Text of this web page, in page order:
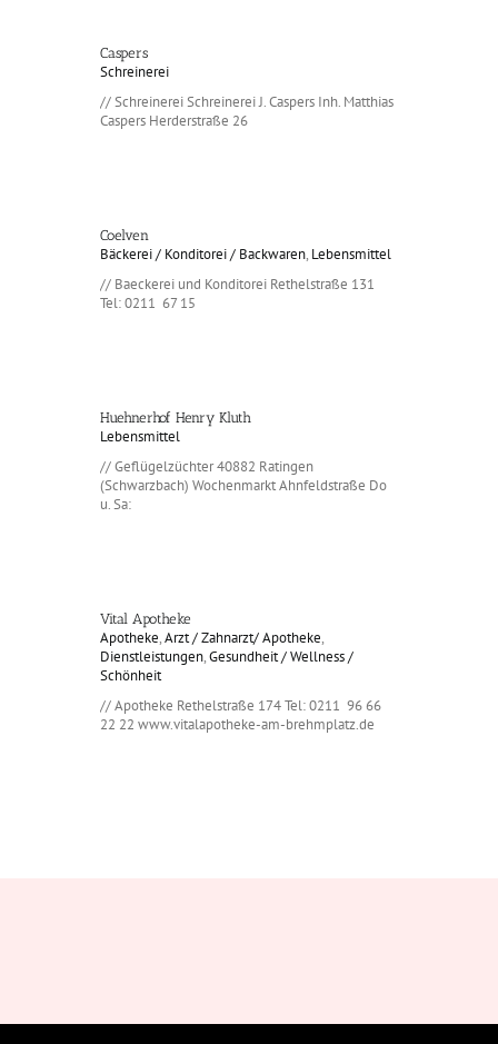
Caspers
Schreinerei
// Schreinerei Schreinerei J. Caspers Inh. Matthias
Caspers Herderstraße 26
Coelven
Bäckerei / Konditorei / Backwaren, Lebensmittel
// Baeckerei und Konditorei Rethelstraße 131
Tel: 0211 67 15
Huehnerhof Henry Kluth
Lebensmittel
// Geflügelzüchter 40882 Ratingen
(Schwarzbach) Wochenmarkt Ahnfeldstraße Do
u. Sa:
Vital Apotheke
Apotheke,Arzt / Zahnarzt/ Apotheke,
Dienstleistungen,Gesundheit / Wellness /
Schönheit
// Apotheke Rethelstraße 174 Tel: 0211 96 66
22 22 www.vitalapotheke-am-brehmplatz.de